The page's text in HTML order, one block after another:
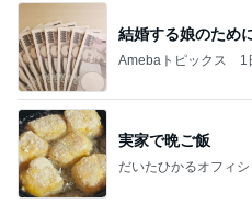
結婚する娘のため
Amebaトピックス 1
実家で晩ご飯
だいたひかるオフィ